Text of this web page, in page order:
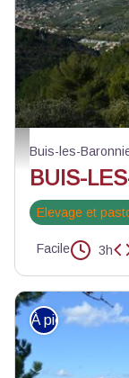
Au-dessus du
Buis-les-
Elevage et
Facile 3h
À pied